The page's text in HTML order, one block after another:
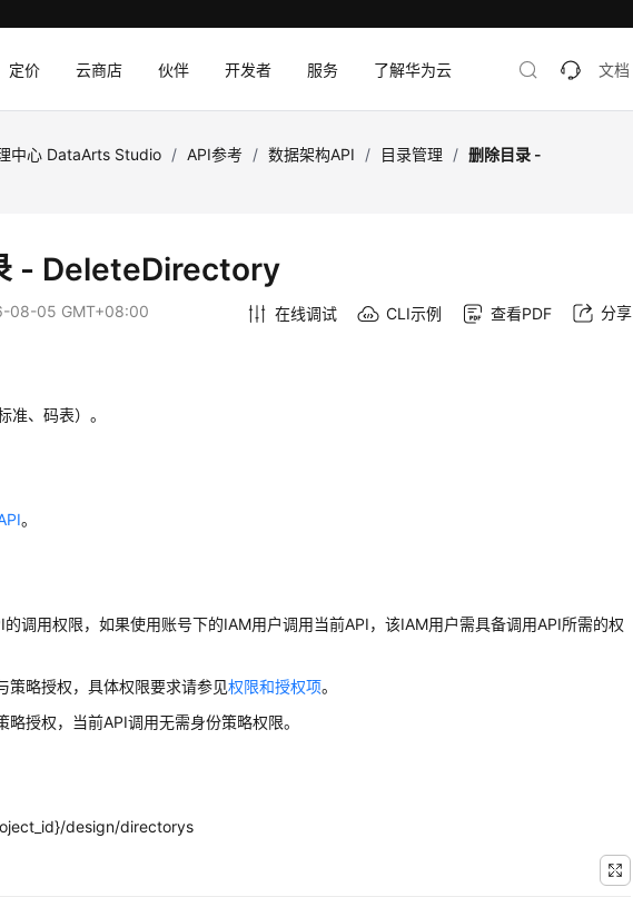
定价 云商店 伙伴 开发者 服务 了解华为云 文档
中心 DataArts Studio / API参考 / 数据架构API / 目录管理 / 删除目录 -
- DeleteDirectory
08-05 GMT+08:00 在线调试 CLI示例 查看PDF 分享
准、码表）。
。
的调用权限，如果使用账号下的IAM用户调用当前API，该IAM用户需具备调用API所需的权
策略授权，具体权限要求请参见权限和授权项。
略授权，当前API调用无需身份策略权限。
design/directorys